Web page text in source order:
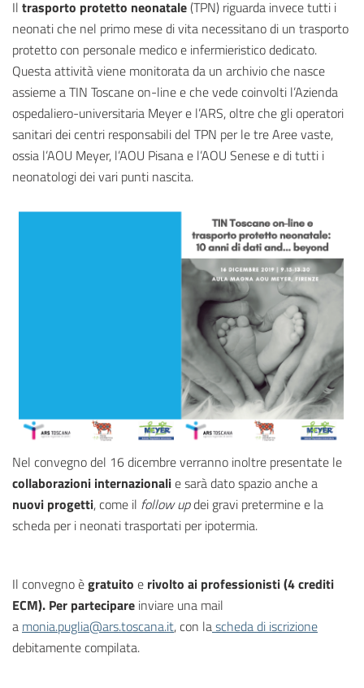
Il trasporto protetto neonatale(TPN) riguarda invece tutti i
neonati che nel primo mese di vita necessitano di un trasporto
protetto con personale medico e infermieristico dedicato.
Questa attività viene monitorata da un archivio che nasce
assieme a TIN Toscane on-line e che vede coinvolti l’Azienda
ospedaliero-universitaria Meyer e l’ARS, oltre che gli operatori
sanitari dei centri responsabili del TPN per le tre Aree vaste,
ossia l’AOU Meyer, l’AOU Pisana e l’AOU Senese e di tutti i
neonatologi dei vari punti nascita.
Nel convegno del 16 dicembre verranno inoltre presentate le
collaborazioni internazionalie sarà dato spazio anche a
nuovi progetti, come il follow updei gravi pretermine e la
scheda per i neonati trasportati per ipotermia.
Il convegno ègratuito e rivolto ai professionisti (4 crediti
ECM). Per partecipare inviare una mail
a monia.puglia@ars.toscana.it, con lascheda di iscrizione
debitamente compilata.